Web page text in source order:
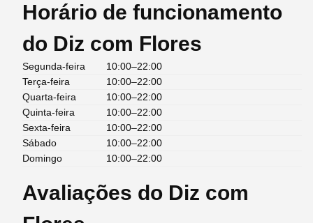
Horário de funcionamento
do Diz com Flores
Segunda-feira
10:00–22:00
Terça-feira
10:00–22:00
Quarta-feira
10:00–22:00
Quinta-feira
10:00–22:00
Sexta-feira
10:00–22:00
Sábado
10:00–22:00
Domingo
10:00–22:00
Avaliações do Diz com